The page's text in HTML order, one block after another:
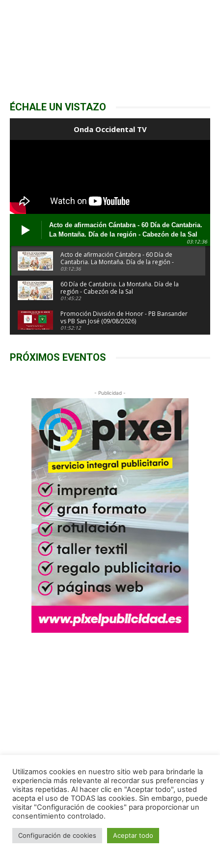
Utilizamos cookies en nuestro sitio web para brindarle la
experiencia más relevante al recordar sus preferencias y
visitas repetidas. Al hacer clic en "Aceptar todo", usted
acepta el uso de TODAS las cookies. Sin embargo, puede
visitar "Configuración de cookies" para proporcionar un
consentimiento controlado.
Configuración de cookies Aceptar todo